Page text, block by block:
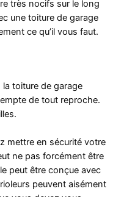
très nocifs sur le long
une toiture de garage
ce qu’il vous faut.
toiture de garage
de tout reproche.
mettre en sécurité votre
ne pas forcément être
peut être conçue avec
peuvent aisément